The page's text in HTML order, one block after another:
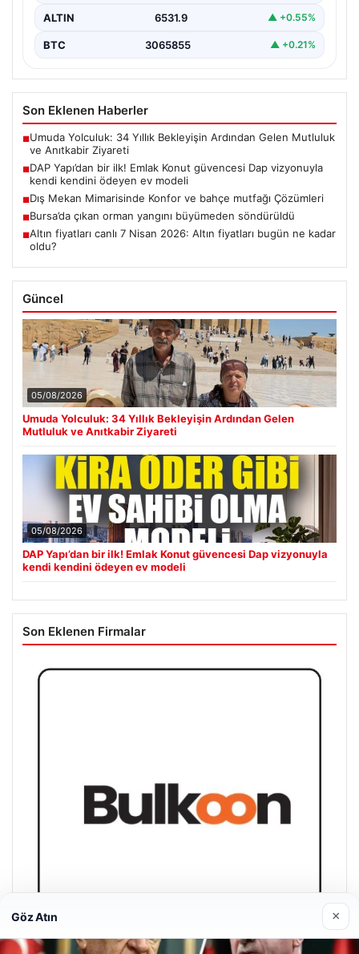
ALTIN 6531.9 ▲ +0.55%
BTC 3065855 ▲ +0.21%
Son Eklenen Haberler
■Umuda Yolculuk: 34 Yıllık Bekleyişin Ardından Gelen Mutluluk
ve Anıtkabir Ziyareti
■DAP Yapı’dan bir ilk! Emlak Konut güvencesi Dap vizyonuyla
kendi kendini ödeyen ev modeli
■Dış Mekan Mimarisinde Konfor ve bahçe mutfağı Çözümleri
■Bursa’da çıkan orman yangını büyümeden söndürüldü
■Altın fiyatları canlı 7 Nisan 2026: Altın fiyatları bugün ne kadar
oldu?
Güncel
05/08/2026
Umuda Yolculuk: 34 Yıllık Bekleyişin Ardından Gelen
Mutluluk ve Anıtkabir Ziyareti
05/08/2026
DAP Yapı’dan bir ilk! Emlak Konut güvencesi Dap vizyonuyla
kendi kendini ödeyen ev modeli
Son Eklenen Firmalar
Göz Atın ×